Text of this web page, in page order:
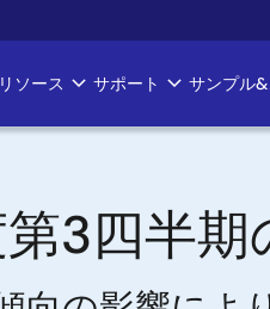
ソース サポート サンプル
3四半期